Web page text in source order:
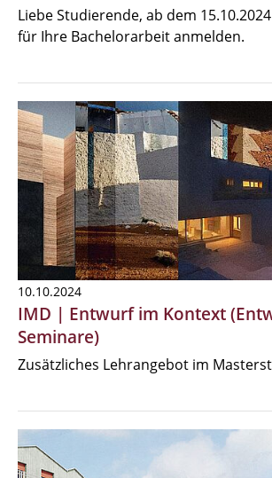
Liebe Studierende, ab dem
für Ihre Bachelorarbeit anmelden.
10.10.2024
IMD | Entwurf im Kontext
Seminare)
Zusätzliches Lehrangebot im